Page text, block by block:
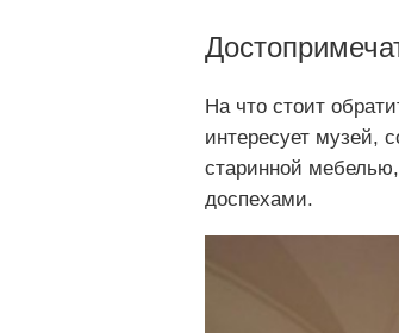
На что стоит
интересует музей,
старинной
доспехами.